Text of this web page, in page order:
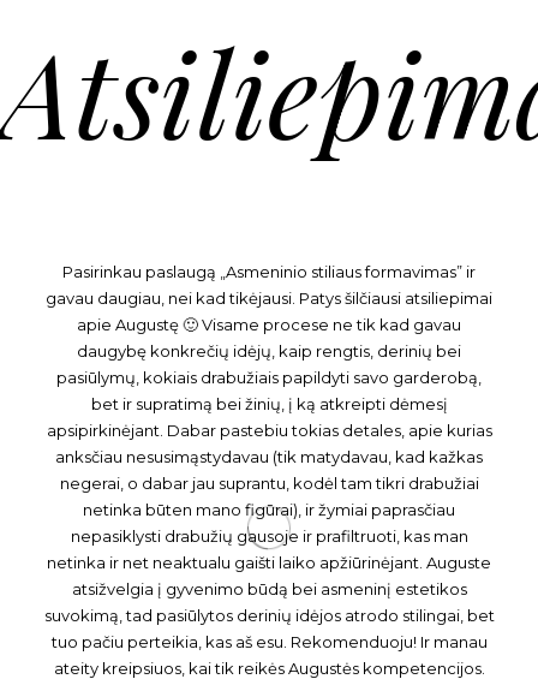
Pasirinkau paslaugą „Asmeninio stiliaus formavimas” ir
gavau daugiau, nei kad tikėjausi. Patys šilčiausi atsiliepimai
apie Augustę 🙂 Visame procese ne tik kad gavau
daugybę konkrečių idėjų, kaip rengtis, derinių bei
pasiūlymų, kokiais drabužiais papildyti savo garderobą,
bet ir supratimą bei žinių, į ką atkreipti dėmesį
apsipirkinėjant. Dabar pastebiu tokias detales, apie kurias
anksčiau nesusimąstydavau (tik matydavau, kad kažkas
negerai, o dabar jau suprantu, kodėl tam tikri drabužiai
netinka būten mano figūrai), ir žymiai paprasčiau
nepasiklysti drabužių gausoje ir prafiltruoti, kas man
netinka ir net neaktualu gaišti laiko apžiūrinėjant. Auguste
atsižvelgia į gyvenimo būdą bei asmeninį estetikos
suvokimą, tad pasiūlytos derinių idėjos atrodo stilingai, bet
tuo pačiu perteikia, kas aš esu. Rekomenduoju! Ir manau
ateity kreipsiuos, kai tik reikės Augustės kompetencijos.